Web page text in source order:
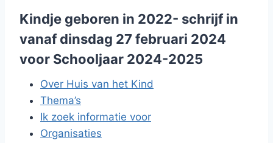
Kindje geboren in 2022- schrijf in
vanaf dinsdag 27 februari 2024
voor Schooljaar 2024-2025
Over Huis van het Kind
Thema’s
Ik zoek informatie voor
Organisaties